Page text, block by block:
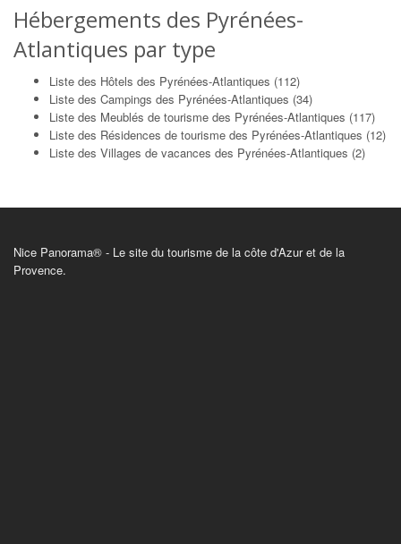
Hébergements des Pyrénées-
Atlantiques par type
Liste des Hôtels des Pyrénées-Atlantiques (112)
Liste des Campings des Pyrénées-Atlantiques (34)
Liste des Meublés de tourisme des Pyrénées-Atlantiques (117)
Liste des Résidences de tourisme des Pyrénées-Atlantiques (12)
Liste des Villages de vacances des Pyrénées-Atlantiques (2)
Nice Panorama® - Le site du tourisme de la côte d'Azur et de la
Provence.